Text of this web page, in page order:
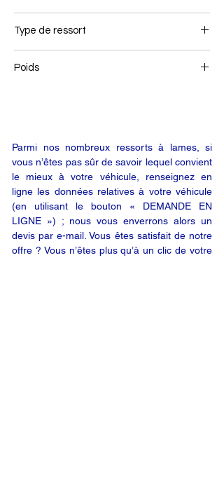
Type de ressort
Poids
Parmi nos nombreux ressorts à lames, si
vous n’êtes pas sûr de savoir lequel convient
le mieux à votre véhicule, renseignez en
ligne les données relatives à votre véhicule
(en utilisant le bouton « DEMANDE EN
LIGNE ») ; nous vous enverrons alors un
devis par e-mail. Vous êtes satisfait de notre
offre ? Vous n’êtes plus qu’à un clic de votre